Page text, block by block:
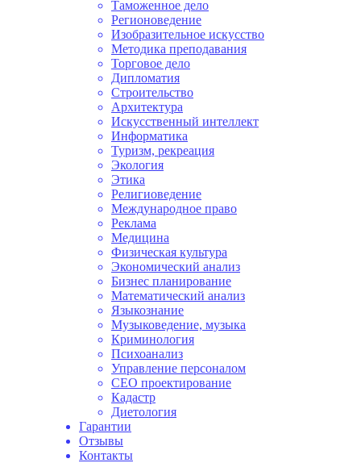
Таможенное дело
Регионоведение
Изобразительное искусство
Методика преподавания
Торговое дело
Дипломатия
Строительство
Архитектура
Искусственный интеллект
Информатика
Туризм, рекреация
Экология
Этика
Религиоведение
Международное право
Реклама
Медицина
Физическая культура
Экономический анализ
Бизнес планирование
Математический анализ
Языкознание
Музыковедение, музыка
Криминология
Психоанализ
Управление персоналом
СЕО проектирование
Кадастр
Диетология
Гарантии
Отзывы
Контакты